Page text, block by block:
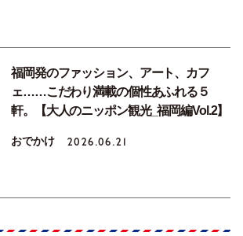
福岡発のファッション、アート、カフ
ェ……こだわり満載の個性あふれる５
軒。【大人のニッポン観光_福岡編Vol.2】
おでかけ 2026.06.21